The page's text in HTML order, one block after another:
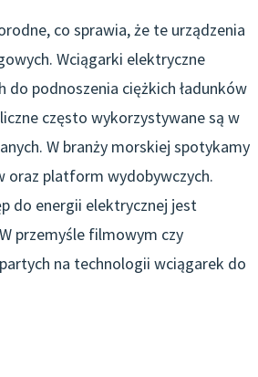
co sprawia, że te urządzenia
Wciągarki elektryczne
do podnoszenia ciężkich ładunków
często wykorzystywane są w
W branży morskiej spotykamy
oraz platform wydobywczych.
do energii elektrycznej jest
przemyśle filmowym czy
na technologii wciągarek do